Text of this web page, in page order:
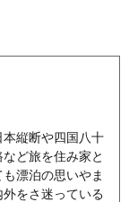
縦断や四国八十
ど旅を住み家と
漂泊の思いやま
をさ迷っている